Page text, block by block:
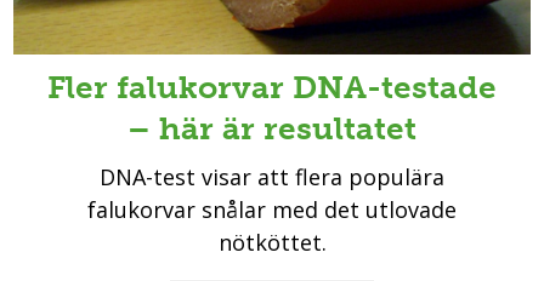
Fler falukorvar DNA-testade
– här är resultatet
DNA-test visar att flera populära
falukorvar snålar med det utlovade
nötköttet.